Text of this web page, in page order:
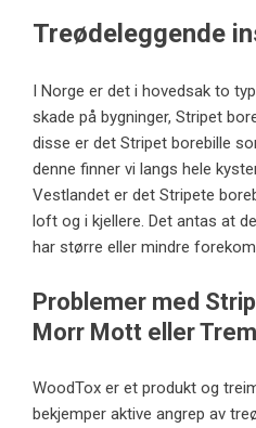
Treødeleggende
I Norge er det i hovedsak to
skade på bygninger, Stripet
disse er det Stripet borebille
denne finner vi langs hele
Vestlandet er det Stripete
loft og i kjellere. Det antas at
har større eller mindre
Problemer med
Morr Mott eller
WoodTox er et produkt og
bekjemper aktive angrep av